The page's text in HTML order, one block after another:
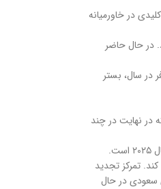
در خاورمیانه
در حال حاضر
بود . این یک هدف بسیار بلندپروازانه است. دسترسی به بازار داخلی با نزدیک به ۴۳ میلیون مسافر در سال، بستر
در نهایت در چند
تمرکز تجدید
سعودی در حال